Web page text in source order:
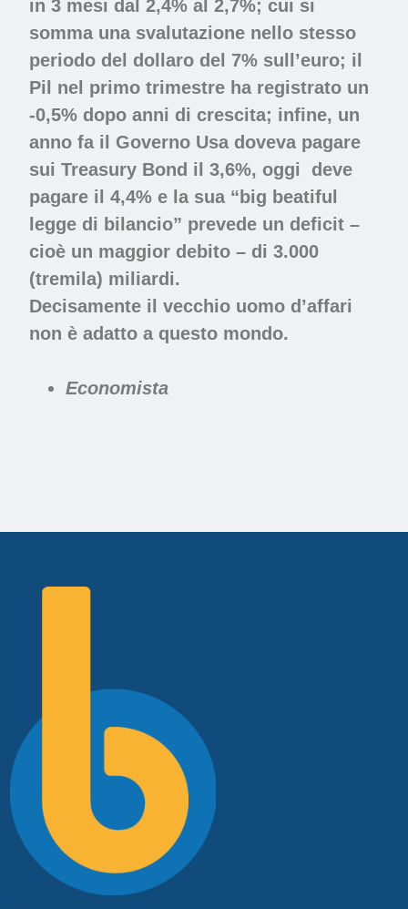
in 3 mesi dal 2,4% al 2,7%; cui si
somma una svalutazione nello stesso
periodo del dollaro del 7% sull’euro; il
Pil nel primo trimestre ha registrato un
-0,5% dopo anni di crescita; infine, un
anno fa il Governo Usa doveva pagare
sui Treasury Bond il 3,6%, oggi
deve
pagare il 4,4% e la sua “big beatiful
legge di bilancio” prevede un deficit –
cioè un maggior debito – di 3.000
(tremila) miliardi.
Decisamente il vecchio uomo d’affari
non è adatto a questo mondo.
Economista